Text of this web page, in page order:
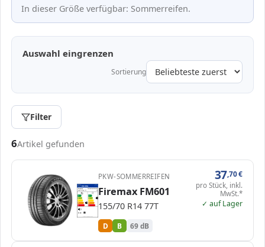
In dieser Größe verfügbar: Sommerreifen.
Auswahl eingrenzen
Sortierung
Filter
Passende Reifen in 155/70 R14
6Artikel gefunden
ENERG 604732
Firemax FM1557014TFM601
155/70 R14 77T C1
A
B
C
D
D
E
A
B B
C
D
E
69 dB
PKW-SOMMERREIFEN
Firemax FM601
155/70 R14 77T
D B 69 dB
37,70€
pro Stück, inkl.
MwSt.*
✓ auf Lager